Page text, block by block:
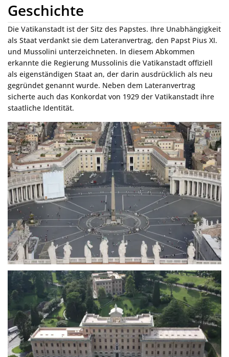
Geschichte
Die Vatikanstadt ist der Sitz des Papstes. Ihre Unabhängigkeit
als Staat verdankt sie dem Lateranvertrag, den Papst Pius XI.
und Mussolini unterzeichneten. In diesem Abkommen
erkannte die Regierung Mussolinis die Vatikanstadt offiziell
als eigenständigen Staat an, der darin ausdrücklich als neu
gegründet genannt wurde. Neben dem Lateranvertrag
sicherte auch das Konkordat von 1929 der Vatikanstadt ihre
staatliche Identität.